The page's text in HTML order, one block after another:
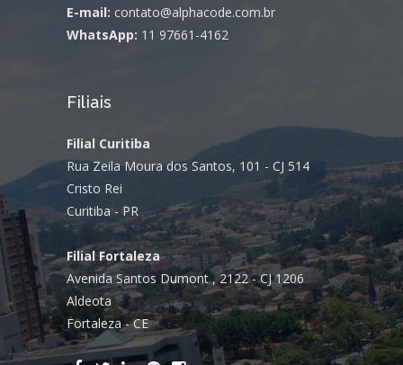
E-mail: contato@alphacode.com.br
WhatsApp: 11 97661-4162
Filiais
Filial Curitiba
Rua Zeila Moura dos Santos, 101 - CJ 514
Cristo Rei
Curitiba - PR
Filial Fortaleza
Avenida Santos Dumont , 2122 - CJ 1206
Aldeota
Fortaleza - CE